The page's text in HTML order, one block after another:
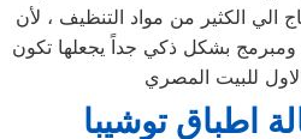
الي الكثير من مواد التنظيف ، لأن
ومبرمج بشكل ذكي جداً يجعلها تكون